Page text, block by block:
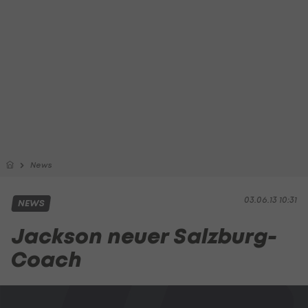
News
03.06.13 10:31
NEWS
Jackson neuer Salzburg-
Coach